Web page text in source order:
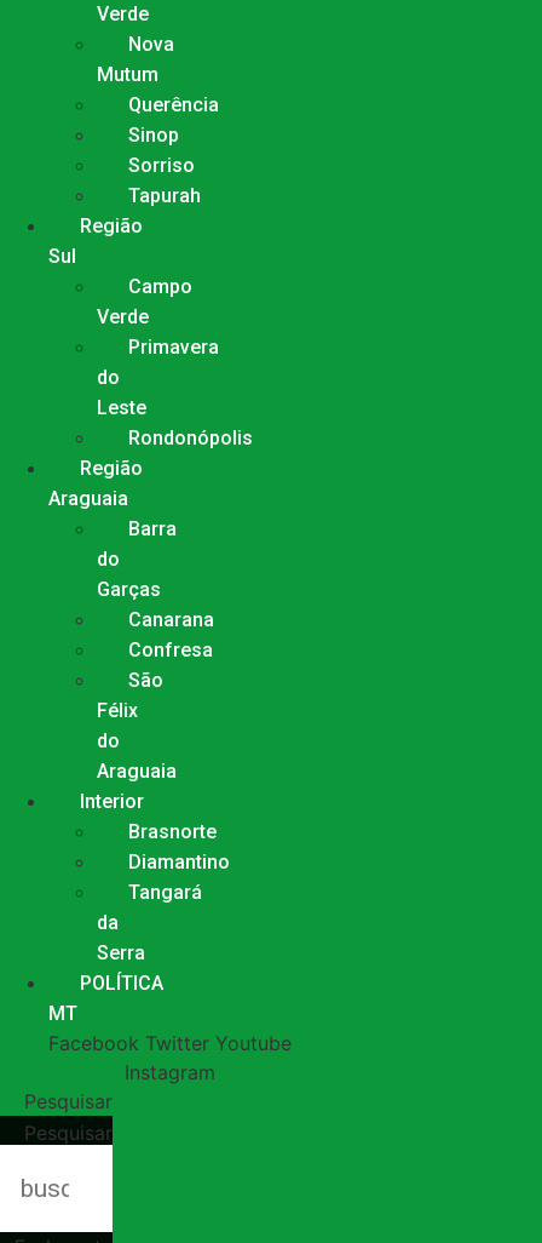
Verde
Nova
Mutum
Querência
Sinop
Sorriso
Tapurah
Região
Sul
Campo
Verde
Primavera
do
Leste
Rondonópolis
Região
Araguaia
Barra
do
Garças
Canarana
Confresa
São
Félix
do
Araguaia
Interior
Brasnorte
Diamantino
Tangará
da
Serra
POLÍTICA
MT
Facebook Twitter Youtube
Instagram
Pesquisar
Pesquisar